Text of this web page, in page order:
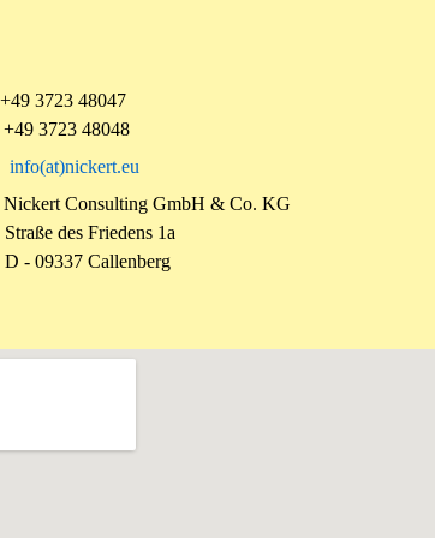
+49 3723 48047
+49 3723 48048
info(at)nickert.eu
Nickert Consulting GmbH & Co. KG
1a